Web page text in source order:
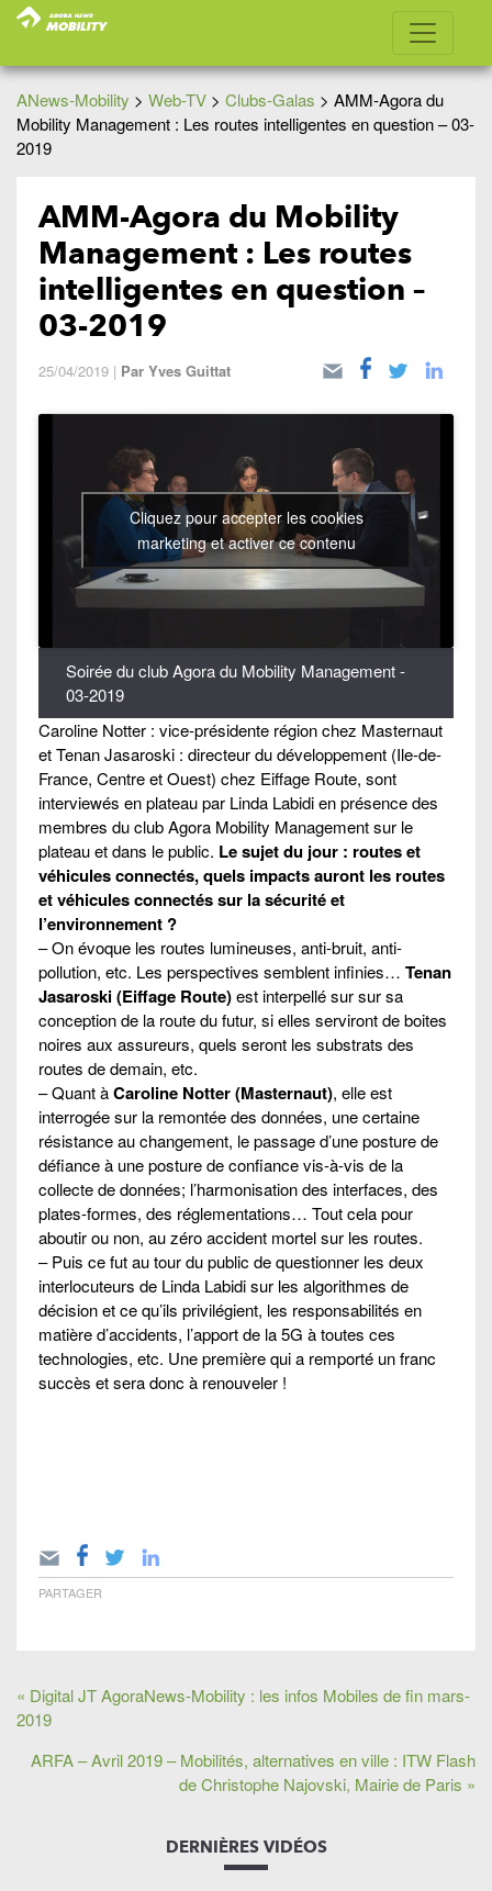
ANews-Mobility > Web-TV > Clubs-Galas > AMM-Agora du
Mobility Management : Les routes intelligentes en question – 03-
2019
AMM-Agora du Mobility
Management : Les routes
intelligentes en question –
03-2019
25/04/2019 | Par Yves Guittat
Cliquez pour accepter les cookies
marketing et activer ce contenu
Soirée du club Agora du Mobility Management -
03-2019
Caroline Notter : vice-présidente région chez Masternaut
et Tenan Jasaroski : directeur du développement (Ile-de-
France, Centre et Ouest) chez Eiffage Route, sont
interviewés en plateau par Linda Labidi en présence des
membres du club Agora Mobility Management sur le
plateau et dans le public. Le sujet du jour : routes et
véhicules connectés, quels impacts auront les routes
et véhicules connectés sur la sécurité et
l’environnement ?
– On évoque les routes lumineuses, anti-bruit, anti-
pollution, etc. Les perspectives semblent infinies… Tenan
Jasaroski (Eiffage Route)est interpellé sur sur sa
conception de la route du futur, si elles serviront de boites
noires aux assureurs, quels seront les substrats des
routes de demain, etc.
– Quant àCaroline Notter (Masternaut), elle est
interrogée sur la remontée des données, une certaine
résistance au changement, le passage d’une posture de
défiance à une posture de confiance vis-à-vis de la
collecte de données; l’harmonisation des interfaces, des
plates-formes, des réglementations… Tout cela pour
aboutir ou non, au zéro accident mortel sur les routes.
– Puis ce fut au tour du public de questionner les deux
interlocuteurs de Linda Labidi sur les algorithmes de
décision et ce qu’ils privilégient, les responsabilités en
matière d’accidents, l’apport de la 5G à toutes ces
technologies, etc. Une première qui a remporté un franc
succès et sera donc à renouveler !
PARTAGER
« Digital JT AgoraNews-Mobility : les infos Mobiles de fin mars-
2019
ARFA – Avril 2019 – Mobilités, alternatives en ville : ITW Flash
de Christophe Najovski, Mairie de Paris »
DERNIÈRES VIDÉOS